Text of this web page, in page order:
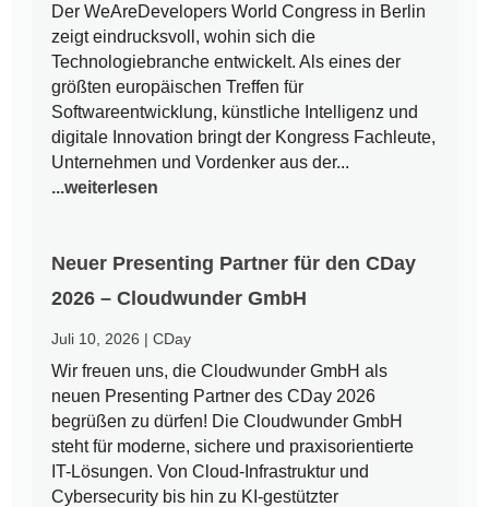
Der WeAreDevelopers World Congress in Berlin
zeigt eindrucksvoll, wohin sich die
Technologiebranche entwickelt. Als eines der
größten europäischen Treffen für
Softwareentwicklung, künstliche Intelligenz und
digitale Innovation bringt der Kongress Fachleute,
Unternehmen und Vordenker aus der...
...weiterlesen
Neuer Presenting Partner für den CDay
2026 – Cloudwunder GmbH
Juli 10, 2026 |CDay
Wir freuen uns, die Cloudwunder GmbH als
neuen Presenting Partner des CDay 2026
begrüßen zu dürfen! Die Cloudwunder GmbH
steht für moderne, sichere und praxisorientierte
IT-Lösungen. Von Cloud-Infrastruktur und
Cybersecurity bis hin zu KI-gestützter